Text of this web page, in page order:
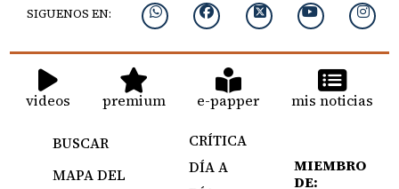
SIGUENOS EN:
videos premium e-papper mis noticias
BUSCAR
MAPA DEL
CRÍTICA
DÍA A
MIEMBRO
DE: